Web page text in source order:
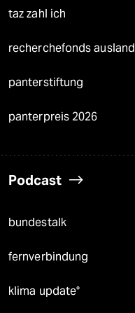
taz zahl ich
recherchefonds ausland
panterstiftung
panterpreis 2026
Podcast
bundestalk
fernverbindung
klima update°